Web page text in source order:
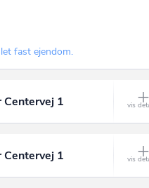
fast ejendom.
1
1